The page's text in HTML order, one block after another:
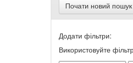
Почати новий пошук
Додати фільтри:
Використовуйте